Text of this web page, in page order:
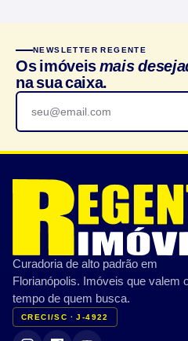
NEWSLETTER REGENTE
Os imóveismais
na sua caixa.
Curadoria de alto padrão em
Florianópolis. Imóveis que valem
tempo de quem busca.
CRECI/SC · J-4922